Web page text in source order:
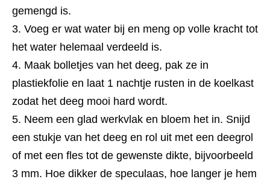
gemengd is.
Voeg er wat water bij en meng op volle kracht tot
het water helemaal verdeeld is.
Maak bolletjes van het deeg, pak ze in
plastiekfolie en laat 1 nachtje rusten in de koelkast
zodat het deeg mooi hard wordt.
Neem een glad werkvlak en bloem het in. Snijd
een stukje van het deeg en rol uit met een deegrol
of met een fles tot de gewenste dikte, bijvoorbeeld
3 mm. Hoe dikker de speculaas, hoe langer je hem